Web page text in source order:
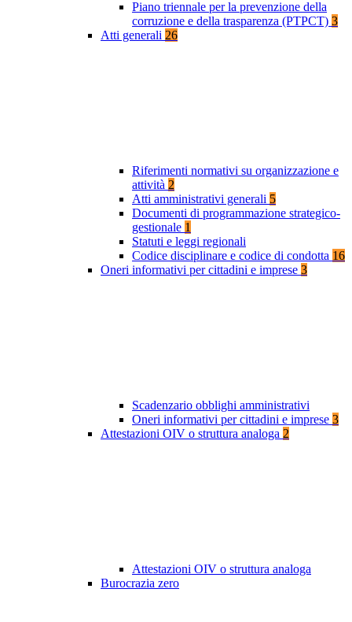
Piano triennale per la prevenzione della
corruzione e della trasparenza (PTPCT) 3
Atti generali 26
Riferimenti normativi su organizzazione e
attività 2
Atti amministrativi generali 5
Documenti di programmazione strategico-
gestionale 1
Statuti e leggi regionali
Codice disciplinare e codice di condotta 16
Oneri informativi per cittadini e imprese 3
Scadenzario obblighi amministrativi
Oneri informativi per cittadini e imprese 3
Attestazioni OIV o struttura analoga 2
Attestazioni OIV o struttura analoga
Burocrazia zero